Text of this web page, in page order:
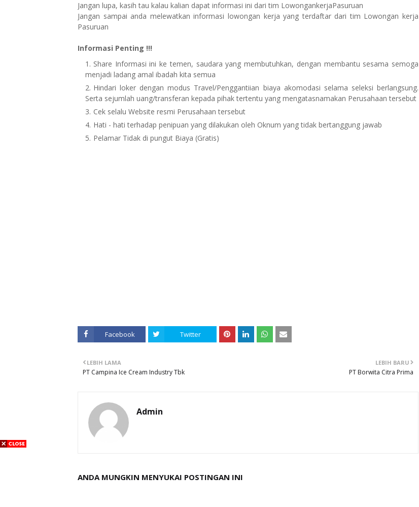
Jangan lupa, kasih tau kalau kalian dapat informasi ini dari tim LowongankerjaPasuruan
Jangan sampai anda melewatkan informasi lowongan kerja yang terdaftar dari tim Lowongan kerja
Pasuruan
Informasi Penting !!!
Share Informasi ini ke temen, saudara yang membutuhkan, dengan membantu sesama semoga
menjadi ladang amal ibadah kita semua
Hindari loker dengan modus Travel/Penggantiian biaya akomodasi selama seleksi berlangsung.
Serta sejumlah uang/transferan kepada pihak tertentu yang mengatasnamakan Perusahaan tersebut
Cek selalu Website resmi Perusahaan tersebut
Hati - hati terhadap penipuan yang dilakukan oleh Oknum yang tidak bertanggung jawab
Pelamar Tidak di pungut Biaya (Gratis)
Facebook Twitter
LEBIH BARU
PT Borwita Citra Prima
LEBIH LAMA
PT Campina Ice Cream Industry Tbk
Admin
ANDA MUNGKIN MENYUKAI POSTINGAN INI